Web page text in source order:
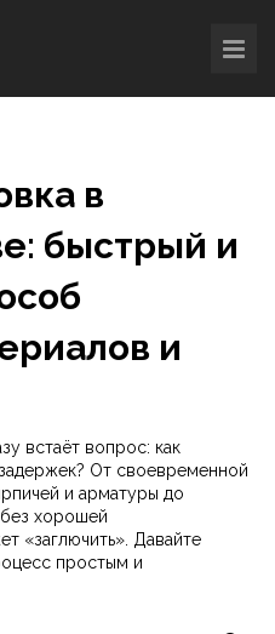
в
быстрый и
и
встаёт вопрос: как
От своевременной
и арматуры до
хорошей
«заглючить». Давайте
простым и